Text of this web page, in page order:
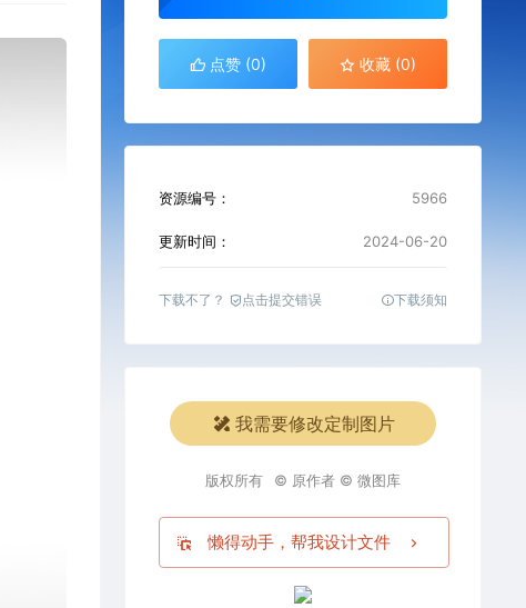
点赞 (0) 收藏 (0)
资源编号： 5966
更新时间： 2024-06-20
下载不了？ 点击提交错误 下载须知
我需要修改定制图片
版权所有 © 原作者 © 微图库
懒得动手，帮我设计文件